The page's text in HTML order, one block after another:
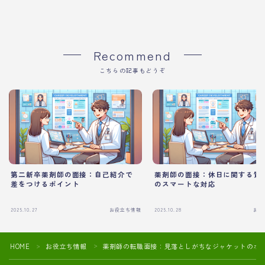
Recommend
こちらの記事もどうぞ
第二新卒薬剤師の面接：自己紹介で
差をつけるポイント
2025.10.27 お役立ち情報
薬剤師の面接：休日に関する質
のスマートな対応
2025.10.28 お
HOME ＞ お役立ち情報 ＞ 薬剤師の転職面接：見落としがちなジャケットのボ